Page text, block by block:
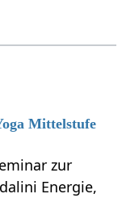
Mittelstufe
zur
Energie,